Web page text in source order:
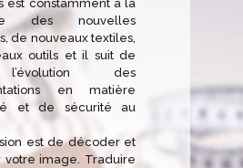
est constamment à la
des nouvelles
de nouveaux textiles,
outils et il suit de
des
en matière
et de sécurité au
est de décoder et
votre image. Traduire